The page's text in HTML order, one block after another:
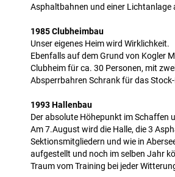
Asphaltbahnen und einer Lichtanlage
1985 Clubheimbau
Unser eigenes Heim wird Wirklichkeit.
Ebenfalls auf dem Grund von Kogler
Clubheim für ca. 30 Personen, mit
Absperrbahren Schrank für das
1993 Hallenbau
Der absolute Höhepunkt im Schaffen
Am 7.August wird die Halle, die 3
Sektionsmitgliedern und wie in
aufgestellt und noch im selben Jahr
Traum vom Training bei jeder